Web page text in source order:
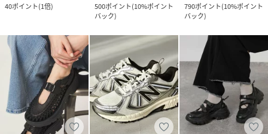
40ポイント(1倍)
500ポイント(10%ポイント
バック)
790ポイント(10%ポイント
バック)